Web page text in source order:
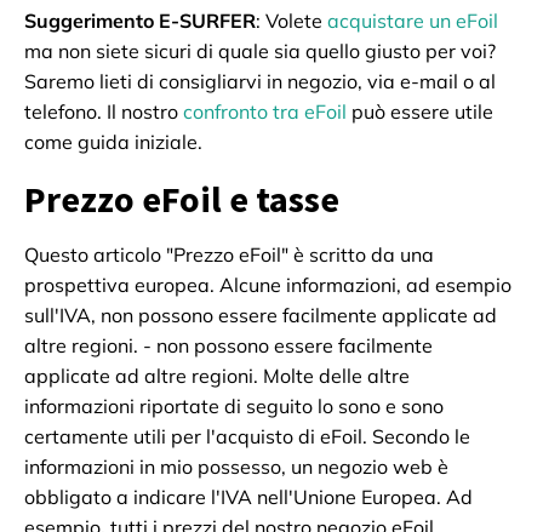
Suggerimento E-SURFER: Volete acquistare un eFoil
ma non siete sicuri di quale sia quello giusto per voi?
Saremo lieti di consigliarvi in negozio, via e-mail o al
telefono. Il nostro confronto tra eFoil può essere utile
come guida iniziale.
Prezzo eFoil e tasse
Questo articolo "Prezzo eFoil" è scritto da una
prospettiva europea. Alcune informazioni, ad esempio
sull'IVA, non possono essere facilmente applicate ad
altre regioni. - non possono essere facilmente
applicate ad altre regioni. Molte delle altre
informazioni riportate di seguito lo sono e sono
certamente utili per l'acquisto di eFoil. Secondo le
informazioni in mio possesso, un negozio web è
obbligato a indicare l'IVA nell'Unione Europea. Ad
esempio, tutti i prezzi del nostro negozio eFoil